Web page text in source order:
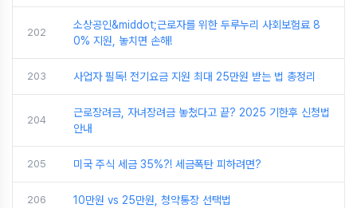
202
소상공인&middot;근로자를 위한 두루누리 사회보험료 8
0% 지원, 놓치면 손해!
203 사업자 필독! 전기요금 지원 최대 25만원 받는 법 총정리
204
근로장려금, 자녀장려금 놓쳤다고 끝? 2025 기한후 신청법
안내
205 미국 주식 세금 35%?! 세금폭탄 피하려면?
206 10만원 vs 25만원, 청약통장 선택법